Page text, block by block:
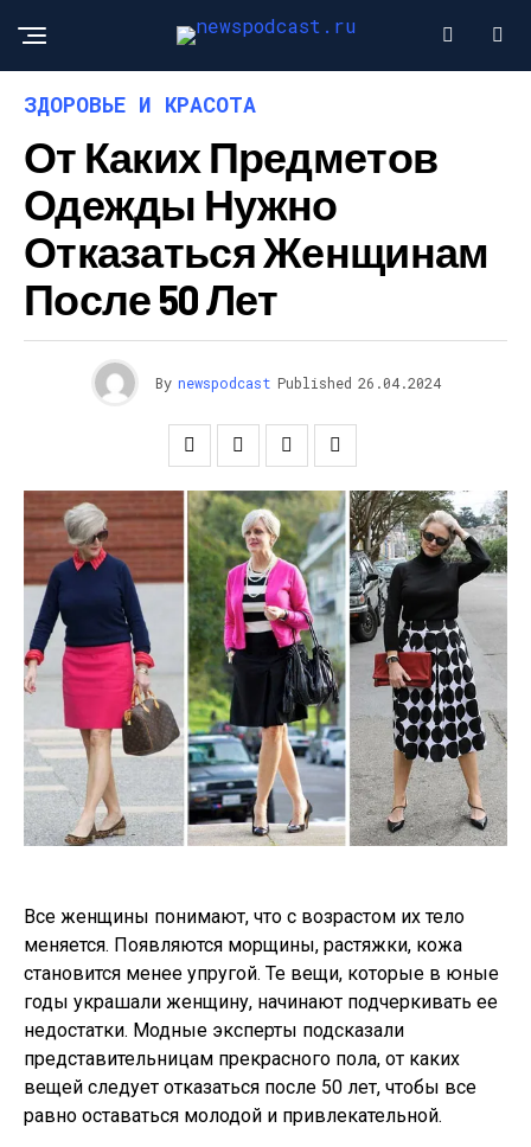
ЗДОРОВЬЕ И КРАСОТА
От Каких Предметов
Одежды Нужно
Отказаться Женщинам
После 50 Лет
By newspodcast Published 26.04.2024
Все женщины понимают, что с возрастом их тело
меняется. Появляются морщины, растяжки, кожа
становится менее упругой. Те вещи, которые в юные
годы украшали женщину, начинают подчеркивать ее
недостатки. Модные эксперты подсказали
представительницам прекрасного пола, от каких
вещей следует отказаться после 50 лет, чтобы все
равно оставаться молодой и привлекательной.